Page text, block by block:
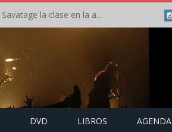
Crónica: Slaugther to Prevail pone la garra, Savatage la clase en la apertura del Leyendas del Rock – Miércoles – Agosto 2026
DVD LIBROS AGENDA